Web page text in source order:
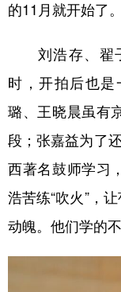
的11月就开始了。
刘浩存、翟子
时，开拍后也
璐、王晓晨虽有
段；张嘉益为了
西著名鼓师学习
浩苦练“吹火”，
动魄。他们学的